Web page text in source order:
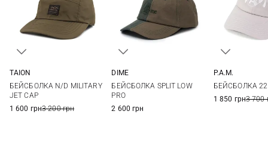
TAION
БЕЙСБОЛКА N/D MILITARY
JET CAP
1 600 грн3 200 грн
DIME
БЕЙСБОЛКА SPLIT LOW
PRO
2 600 грн
P.A.M.
БЕЙСБОЛКА 22
1 850 грн3 700